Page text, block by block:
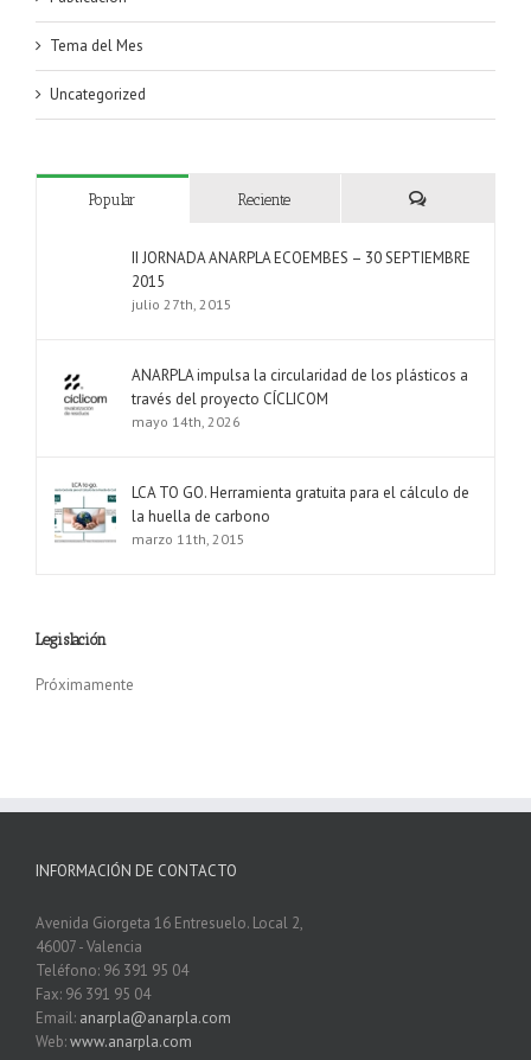
Tema del Mes
Uncategorized
Popular Reciente
II JORNADA ANARPLA ECOEMBES – 30 SEPTIEMBRE
2015
julio 27th, 2015
ANARPLA impulsa la circularidad de los plásticos a
través del proyecto CÍCLICOM
mayo 14th, 2026
LCA TO GO. Herramienta gratuita para el cálculo de
la huella de carbono
marzo 11th, 2015
Legislación
Próximamente
INFORMACIÓN DE CONTACTO
Avenida Giorgeta 16 Entresuelo. Local 2,
46007 - Valencia
Teléfono: 96 391 95 04
Fax: 96 391 95 04
Email: anarpla@anarpla.com
Web:www.anarpla.com